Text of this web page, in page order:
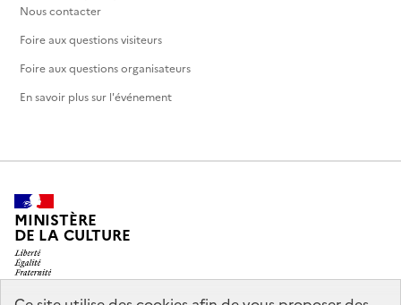
Nous contacter
Foire aux questions visiteurs
Foire aux questions organisateurs
En savoir plus sur l'événement
MINISTÈRE
DE LA CULTURE